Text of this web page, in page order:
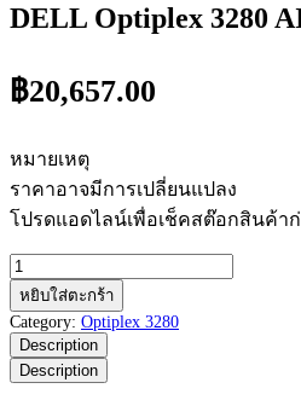
DELL Optiplex 3280
฿20,657.00
หมายเหตุ
ราคาอาจมีการเปลี่ยนแปลง
โปรดแอดไลน์เพื่อเช็คสต๊อกสินค้า
จำนวน
DELL
Optiplex
3280
AIO
ชิ้น
หยิบใส่ตะกร้า
Category: Optiplex 3280
Description
Description